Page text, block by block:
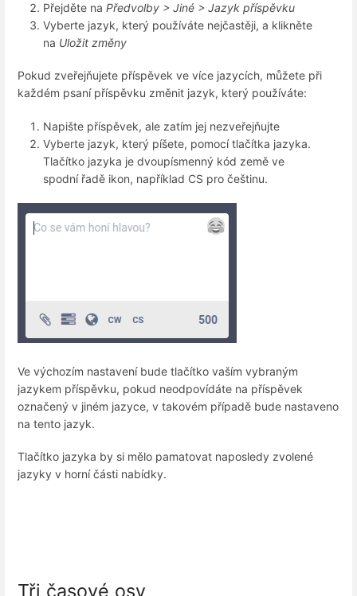
Přejděte na Předvolby > Jiné > Jazyk příspěvku
Vyberte jazyk, který používáte nejčastěji, a klikněte
na Uložit změny
Pokud zveřejňujete příspěvek ve více jazycích, můžete při
každém psaní příspěvku změnit jazyk, který používáte:
Napište příspěvek, ale zatím jej nezveřejňujte
Vyberte jazyk, který píšete, pomocí tlačítka jazyka.
Tlačítko jazyka je dvoupísmenný kód země ve
spodní řadě ikon, například CS pro češtinu.
Ve výchozím nastavení bude tlačítko vaším vybraným
jazykem příspěvku, pokud neodpovídáte na příspěvek
označený v jiném jazyce, v takovém případě bude nastaveno
na tento jazyk.
Tlačítko jazyka by si mělo pamatovat naposledy zvolené
jazyky v horní části nabídky.
Tři časové osy